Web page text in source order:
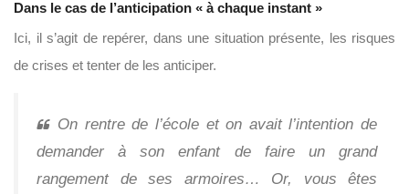
Dans le cas de l’anticipation « à chaque instant »
Ici, il s’agit de repérer, dans une situation présente, les risques
de crises et tenter de les anticiper.
On rentre de l’école et on avait l’intention de
demander à son enfant de faire un grand
rangement de ses armoires… Or, vous êtes